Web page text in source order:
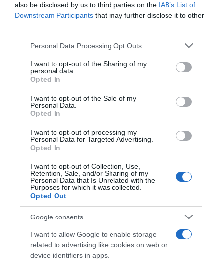
also be disclosed by us to third parties on the IAB’s List of
Downstream Participants that may further disclose it to other
Please note that this website/app uses one or more Google
not limited to your visit or usage behaviour. You may click to
grant or deny consent to Google and its third-party tags to
use your data for below specified purposes in below Google
consent section.
Personal Data Processing Opt Outs
I want to opt-out of the Sharing of my
personal data.
Opted In
I want to opt-out of the Sale of my
Personal Data.
Opted In
I want to opt-out of processing my
Personal Data for Targeted Advertising.
Opted In
I want to opt-out of Collection, Use,
Retention, Sale, and/or Sharing of my
Personal Data that Is Unrelated with the
Purposes for which it was collected.
Opted Out
Google consents
I want to allow Google to enable storage
related to advertising like cookies on web or
device identifiers in apps.
Sigue leyendo
CRIPTOMONEDAS